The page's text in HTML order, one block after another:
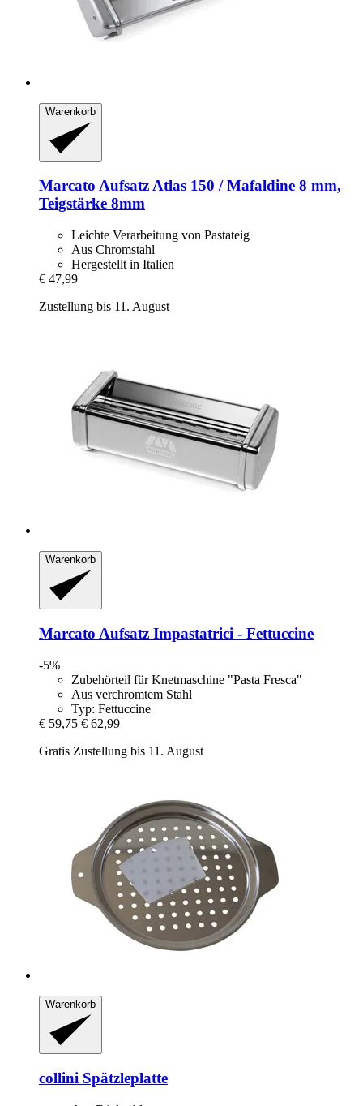
Warenkorb
Marcato Aufsatz Atlas 150 / Mafaldine 8 mm,
Teigstärke 8mm
Leichte Verarbeitung von Pastateig
Aus Chromstahl
Hergestellt in Italien
€ 47,99
Zustellung bis 11. August
Warenkorb
Marcato Aufsatz Impastatrici -​ Fettuccine
-5%
Zubehörteil für Knetmaschine "Pasta Fresca"
Aus verchromtem Stahl
Typ: Fettuccine
€ 59,75 € 62,99
Gratis Zustellung bis 11. August
Warenkorb
collini Spätzleplatte